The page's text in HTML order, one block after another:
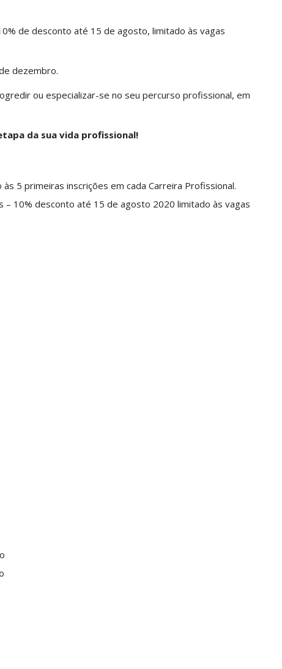
de desconto até 15 de agosto, limitado às vagas
dezembro.
ou especializar-se no seu percurso profissional, em
da sua vida profissional!
5 primeiras inscrições em cada Carreira Profissional.
– 10% desconto até 15 de agosto 2020 limitado às vagas